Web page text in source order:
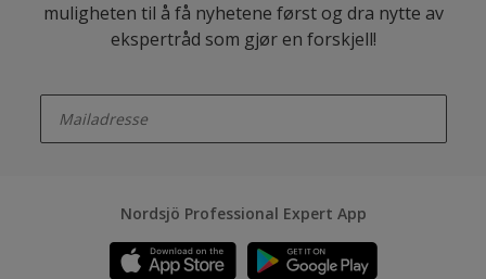
muligheten til å få nyhetene først og dra nytte av
ekspertråd som gjør en forskjell!
Nordsjö Professional Expert App